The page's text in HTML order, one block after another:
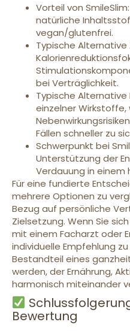
Vorteil von
natürliche
vegan/glutenfrei.
Typische Alternative
bei Verträglichkeit.
Typische Alternative
einzelner Wirkstoffe,
Fällen schneller zu
Schwerpunkt bei
Unterstützung der
Verdauung in einem
Für eine fundierte
mehrere Optionen zu
Bezug auf persönliche
Zielsetzung. Wenn Sie
mit einem Facharzt oder
individuelle Empfehlung
Bestandteil eines
werden, der Ernährung,
harmonisch miteinander
Bewertung